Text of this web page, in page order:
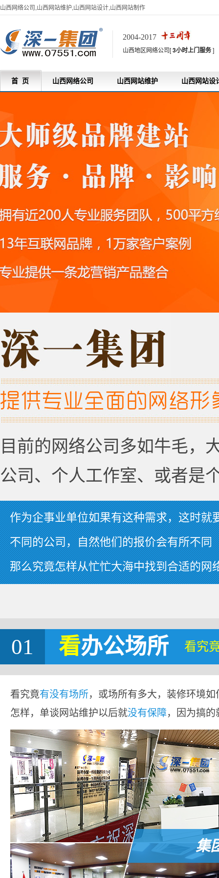
山西网络公司,山西网站维护,山西网站设计,山西网站制作
2004-2017
山西地区网络公司[3小时上门服务]
首 页 山西网络公司 山西网站维护 山西网站设
目前的网络公司多如牛毛，
公司、个人工作室、或者是
作为企事业单位如果有这种需求，这时就
不同的公司，自然他们的报价会有所不同
那么究竟怎样从忙忙大海中找到合适的网
01 看办公场所 看究
看究竟有没有场所，或场所有多大，装修环境
怎样，单谈网站维护以后就没有保障，因为搞
集